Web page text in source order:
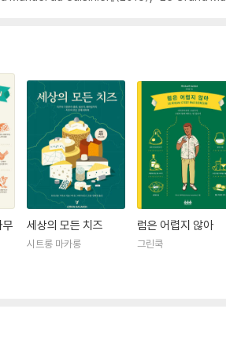
무
세상의 모든 치즈
시트롱 마카롱
럼은 어렵지 않아
그린쿡